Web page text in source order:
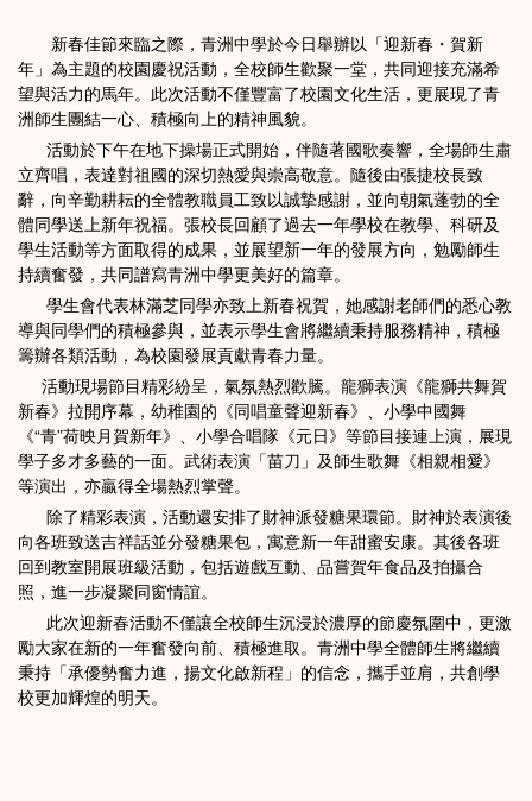
新春佳節來臨之際，青洲中學於今日舉辦以「迎新春・賀新
年」為主題的校園慶祝活動，全校師生歡聚一堂，共同迎接充滿希
望與活力的馬年。此次活動不僅豐富了校園文化生活，更展現了青
洲師生團結一心、積極向上的精神風貌。
活動於下午在地下操場正式開始，伴隨著國歌奏響，全場師生肅
立齊唱，表達對祖國的深切熱愛與崇高敬意。隨後由張捷校長致
辭，向辛勤耕耘的全體教職員工致以誠摯感謝，並向朝氣蓬勃的全
體同學送上新年祝福。張校長回顧了過去一年學校在教學、科研及
學生活動等方面取得的成果，並展望新一年的發展方向，勉勵師生
持續奮發，共同譜寫青洲中學更美好的篇章。
學生會代表林滿芝同學亦致上新春祝賀，她感謝老師們的悉心教
導與同學們的積極參與，並表示學生會將繼續秉持服務精神，積極
籌辦各類活動，為校園發展貢獻青春力量。
活動現場節目精彩紛呈，氣氛熱烈歡騰。龍獅表演《龍獅共舞賀
新春》拉開序幕，幼稚園的《同唱童聲迎新春》、小學中國舞
《“青”荷映月賀新年》、小學合唱隊《元日》等節目接連上演，展現
學子多才多藝的一面。武術表演「苗刀」及師生歌舞《相親相愛》
等演出，亦贏得全場熱烈掌聲。
除了精彩表演，活動還安排了財神派發糖果環節。財神於表演後
向各班致送吉祥話並分發糖果包，寓意新一年甜蜜安康。其後各班
回到教室開展班級活動，包括遊戲互動、品嘗賀年食品及拍攝合
照，進一步凝聚同窗情誼。
此次迎新春活動不僅讓全校師生沉浸於濃厚的節慶氛圍中，更激
勵大家在新的一年奮發向前、積極進取。青洲中學全體師生將繼續
秉持「承優勢奮力進，揚文化啟新程」的信念，攜手並肩，共創學
校更加輝煌的明天。